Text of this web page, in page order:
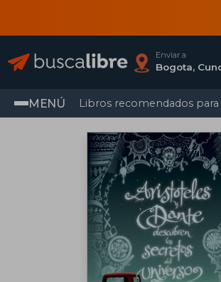
Enviar a
MENÚ Libros recomendados para